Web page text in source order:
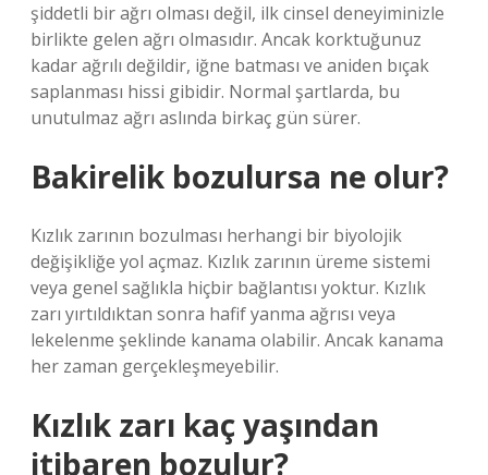
şiddetli bir ağrı olması değil, ilk cinsel deneyiminizle
birlikte gelen ağrı olmasıdır. Ancak korktuğunuz
kadar ağrılı değildir, iğne batması ve aniden bıçak
saplanması hissi gibidir. Normal şartlarda, bu
unutulmaz ağrı aslında birkaç gün sürer.
Bakirelik bozulursa ne olur?
Kızlık zarının bozulması herhangi bir biyolojik
değişikliğe yol açmaz. Kızlık zarının üreme sistemi
veya genel sağlıkla hiçbir bağlantısı yoktur. Kızlık
zarı yırtıldıktan sonra hafif yanma ağrısı veya
lekelenme şeklinde kanama olabilir. Ancak kanama
her zaman gerçekleşmeyebilir.
Kızlık zarı kaç yaşından
itibaren bozulur?